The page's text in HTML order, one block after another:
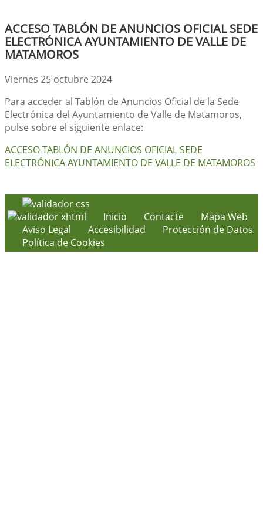
ACCESO TABLÓN DE ANUNCIOS OFICIAL SEDE
ELECTRÓNICA AYUNTAMIENTO DE VALLE DE
MATAMOROS
Viernes 25 octubre 2024
Para acceder al Tablón de Anuncios Oficial de la Sede
Electrónica del Ayuntamiento de Valle de Matamoros,
pulse sobre el siguiente enlace:
ACCESO TABLÓN DE ANUNCIOS OFICIAL SEDE
ELECTRÓNICA AYUNTAMIENTO DE VALLE DE MATAMOROS
Inicio Contacte
Mapa Web
Aviso Legal
Accesibilidad
Protección de Datos
Política de Cookies